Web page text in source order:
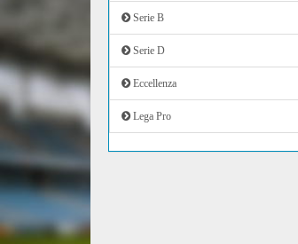
Serie B
Serie D
Eccellenza
Lega Pro